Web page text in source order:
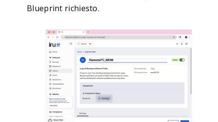
Blueprint richiesto.